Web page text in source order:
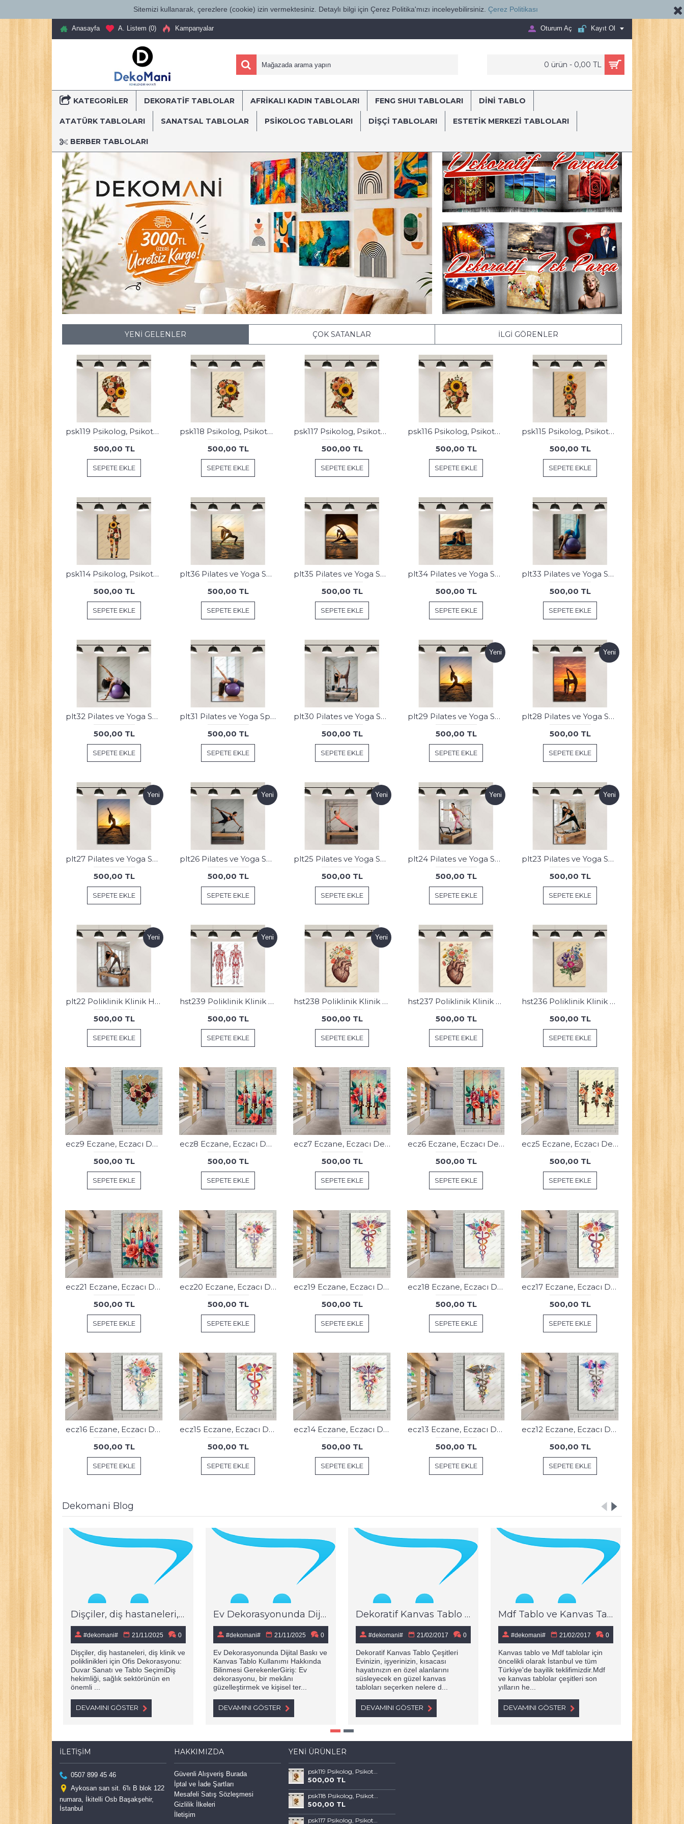
Sitemizi kullanarak, çerezlere (cookie) izin vermektesiniz. Detaylı bilgi için Çerez Politika'mızı inceleyebilirsiniz. Çerez Politikası
Anasayfa A. Listem (0) Kampanyalar Oturum Aç Kayıt Ol
0 ürün - 0,00 TL
KATEGORILER DEKORATİF TABLOLAR AFRİKALI KADIN TABLOLARI FENG SHUI TABLOLARI DİNİ TABLO
ATATÜRK TABLOLARI SANATSAL TABLOLAR PSİKOLOG TABLOLARI DIŞÇI TABLOLARI ESTETIK MERKEZI TABLOLARI
BERBER TABLOLARI
YENI GELENLER ÇOK SATANLAR İLGI GÖRENLER
psk119 Psikolog, Psikoterapi ve Psikiyatri Merkezi, Terapi Odası Tablosu Sanatla Terapi
500,00 TL
SEPETE EKLE
psk118 Psikolog, Psikoterapi ve Psikiyatri Merkezi, Terapi Odası Tablosu Sanatla Terapi
500,00 TL
SEPETE EKLE
psk117 Psikolog, Psikoterapi ve Psikiyatri Merkezi, Terapi Odası Tablosu Sanatla Terapi
500,00 TL
SEPETE EKLE
psk116 Psikolog, Psikoterapi ve Psikiyatri Merkezi, Terapi Odası Tablosu Sanatla Terapi
500,00 TL
SEPETE EKLE
psk115 Psikolog, Psikoterapi ve Psikiyatri Merkezi, Terapi Odası Tablosu Sanatla Terapi
500,00 TL
SEPETE EKLE
psk114 Psikolog, Psikoterapi ve Psikiyatri Merkezi, Terapi Odası Tablosu Sanatla Terapi
500,00 TL
SEPETE EKLE
plt36 Pilates ve Yoga Spor Salonu Tablosu
500,00 TL
SEPETE EKLE
plt35 Pilates ve Yoga Spor Salonu Tablosu
500,00 TL
SEPETE EKLE
plt34 Pilates ve Yoga Spor Salonu Tablosu
500,00 TL
SEPETE EKLE
plt33 Pilates ve Yoga Spor Salonu Tablosu
500,00 TL
SEPETE EKLE
plt32 Pilates ve Yoga Spor Salonu Tablosu
500,00 TL
SEPETE EKLE
plt31 Pilates ve Yoga Spor Salonu Tablosu
500,00 TL
SEPETE EKLE
plt30 Pilates ve Yoga Spor Salonu Tablosu
500,00 TL
SEPETE EKLE
Yeni
plt29 Pilates ve Yoga Spor Salonu Tablosu
500,00 TL
SEPETE EKLE
Yeni
plt28 Pilates ve Yoga Spor Salonu Tablosu
500,00 TL
SEPETE EKLE
Yeni
plt27 Pilates ve Yoga Spor Salonu Tablosu
500,00 TL
SEPETE EKLE
Yeni
plt26 Pilates ve Yoga Spor Salonu Tablosu
500,00 TL
SEPETE EKLE
Yeni
plt25 Pilates ve Yoga Spor Salonu Tablosu
500,00 TL
SEPETE EKLE
Yeni
plt24 Pilates ve Yoga Spor Salonu Tablosu
500,00 TL
SEPETE EKLE
Yeni
plt23 Pilates ve Yoga Spor Salonu Tablosu
500,00 TL
SEPETE EKLE
Yeni
plt22 Poliklinik Klinik Hastane Dekorasyonu Medikal İnsan Kas Sistemi Tablosu
500,00 TL
SEPETE EKLE
Yeni
hst239 Poliklinik Klinik Hastane Dekorasyonu Medikal Çiçekli Kalp Tablosu
500,00 TL
SEPETE EKLE
Yeni
hst238 Poliklinik Klinik Hastane Dekorasyonu Medikal Çiçekli Kalp Tablosu
500,00 TL
SEPETE EKLE
hst237 Poliklinik Klinik Hastane Dekorasyonu Medikal Kalp Tablosu
500,00 TL
SEPETE EKLE
hst236 Poliklinik Klinik Hastane Dekorasyonu Medikal Beyin Tablosu
500,00 TL
SEPETE EKLE
ecz9 Eczane, Eczacı Dekorasyonu Eczacı Simgesi Tablosu
500,00 TL
SEPETE EKLE
ecz8 Eczane, Eczacı Dekorasyonu Çiçekli Enjektörler Tablosu
500,00 TL
SEPETE EKLE
ecz7 Eczane, Eczacı Dekorasyonu Çiçekli Enjektörler Tablosu
500,00 TL
SEPETE EKLE
ecz6 Eczane, Eczacı Dekorasyonu Çiçekli Enjektörler Tablosu
500,00 TL
SEPETE EKLE
ecz5 Eczane, Eczacı Dekorasyonu Çiçekli Enjektörler Tablosu
500,00 TL
SEPETE EKLE
ecz21 Eczane, Eczacı Dekorasyonu Eczacı Simgesi Tablosu
500,00 TL
SEPETE EKLE
ecz20 Eczane, Eczacı Dekorasyonu Eczacı Simgesi Tablosu
500,00 TL
SEPETE EKLE
ecz19 Eczane, Eczacı Dekorasyonu Eczacı Simgesi Tablosu
500,00 TL
SEPETE EKLE
ecz18 Eczane, Eczacı Dekorasyonu Eczacı Simgesi Tablosu
500,00 TL
SEPETE EKLE
ecz17 Eczane, Eczacı Dekorasyonu Eczacı Simgesi Tablosu
500,00 TL
SEPETE EKLE
ecz16 Eczane, Eczacı Dekorasyonu Eczacı Simgesi Tablosu
500,00 TL
SEPETE EKLE
ecz15 Eczane, Eczacı Dekorasyonu Eczacı Simgesi Tablosu
500,00 TL
SEPETE EKLE
ecz14 Eczane, Eczacı Dekorasyonu Eczacı Simgesi Tablosu
500,00 TL
SEPETE EKLE
ecz13 Eczane, Eczacı Dekorasyonu Eczacı Simgesi Tablosu
500,00 TL
SEPETE EKLE
ecz12 Eczane, Eczacı Dekorasyonu Eczacı Simgesi Tablosu
500,00 TL
SEPETE EKLE
Dekomani Blog
Dişçiler, diş hastaneleri, diş klinik ve poliklinikleri için Ofis Dekorasyonu: Duvar Sanatı ve Tablo Seçimi
#dekomani# 21/11/2025 0
Dişçiler, diş hastaneleri, diş klinik ve
poliklinikleri için Ofis Dekorasyonu:
Duvar Sanatı ve Tablo SeçimiDiş
hekimliği, sağlık sektörünün en
önemli ...
DEVAMINI GÖSTER
Ev Dekorasyonunda Dijital Baskı ve Kanvas Tablo Kullanımı Hakkında Bilinmesi Gerekenler
#dekomani# 21/11/2025 0
Ev Dekorasyonunda Dijital Baskı ve
Kanvas Tablo Kullanımı Hakkında
Bilinmesi GerekenlerGiriş: Ev
dekorasyonu, bir mekânı
güzelleştirmek ve kişisel ter...
DEVAMINI GÖSTER
Dekoratif Kanvas Tablo Çeşitleri, Kanvas Tablo Nasıl Seçilir
#dekomani# 21/02/2017 0
Dekoratif Kanvas Tablo Çeşitleri
Evinizin, işyerinizin, kısacası
hayatınızın en özel alanlarını
süsleyecek en güzel kanvas
tabloları seçerken nelere d...
DEVAMINI GÖSTER
Mdf Tablo ve Kanvas Tablo Bayilik Verilecektir
#dekomani# 21/02/2017 0
Kanvas tablo ve Mdf tablolar için
öncelikli olarak İstanbul ve tüm
Türkiye'de bayilik teklifimizdir.Mdf
ve kanvas tablolar çeşitleri son
yılların he...
DEVAMINI GÖSTER
huzura
DEVAMINI
İLETIŞIM
0507 899 45 46
Aykosan san sit. 6'lı B blok 122
numara, İkitelli Osb Başakşehir,
İstanbul
HAKKIMIZDA
Güvenli Alışveriş Burada
İptal ve İade Şartları
Mesafeli Satış Sözleşmesi
Gizlilik İlkeleri
İletişim
YENI ÜRÜNLER
500,00 TL
500,00 TL